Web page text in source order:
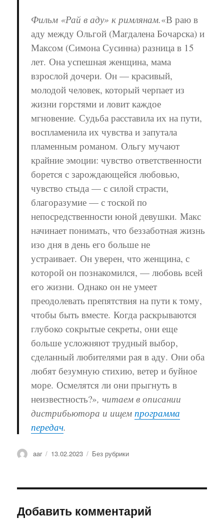
Фильм «Рай в аду» к римлянам.«В раю в
аду между Ольгой (Магдалена Бочарска) и
Максом (Симона Сусинна) разница в 15
лет. Она успешная женщина, мама
взрослой дочери. Он — красивый,
молодой человек, который черпает из
жизни горстями и ловит каждое
мгновение. Судьба расставила их на пути,
воспламенила их чувства и запутала
пламенным романом.Ольгу мучают
крайние эмоции: чувство ответственности
борется с зарождающейся любовью,
чувство стыда — с силой страсти,
благоразумие — с тоской по
непосредственности юной девушки.Макс
начинает понимать, что беззаботная жизнь
изо дня в день его больше не
устраивает.Он уверен, что женщина, с
которой он познакомился, — любовь всей
его жизни.Однако он не умеет
преодолевать препятствия на пути к тому,
чтобы быть вместе. Когда раскрываются
глубоко сокрытые секреты, они еще
больше усложняют трудный выбор,
сделанный любителями рая в аду. Они оба
любят безумную стихию, ветер и буйное
море. Осмелятся ли они прыгнуть в
неизвестность?», читаем в описании
дистрибьютора и ищемпрограмма
передач.
Автор
aar Опубликовано
13.02.2023 Рубрики
Без рубрики
Добавить комментарий